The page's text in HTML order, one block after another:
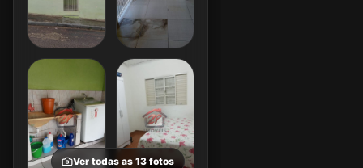
Ver todas as 13 fotos